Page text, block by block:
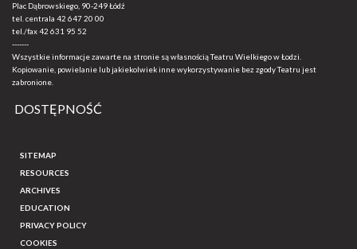
Plac Dąbrowskiego, 90-249 Łódź
tel. centrala 42 647 20 00
tel./fax42 631 95 52
-------
Wszystkie informacje zawarte na stronie są własnością Teatru Wielkiego w Łodzi.
Kopiowanie, powielanie lub jakiekolwiek inne wykorzystywanie bez zgody Teatru jest
zabronione.
DOSTĘPNOŚĆ
SITEMAP
RESOURCES
ARCHIVES
EDUCATION
PRIVACY POLICY
COOKIES